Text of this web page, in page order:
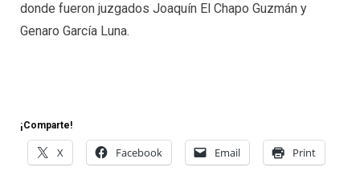
donde fueron juzgados Joaquín El Chapo Guzmán y
Genaro García Luna.
¡Comparte!
X Facebook Email Print